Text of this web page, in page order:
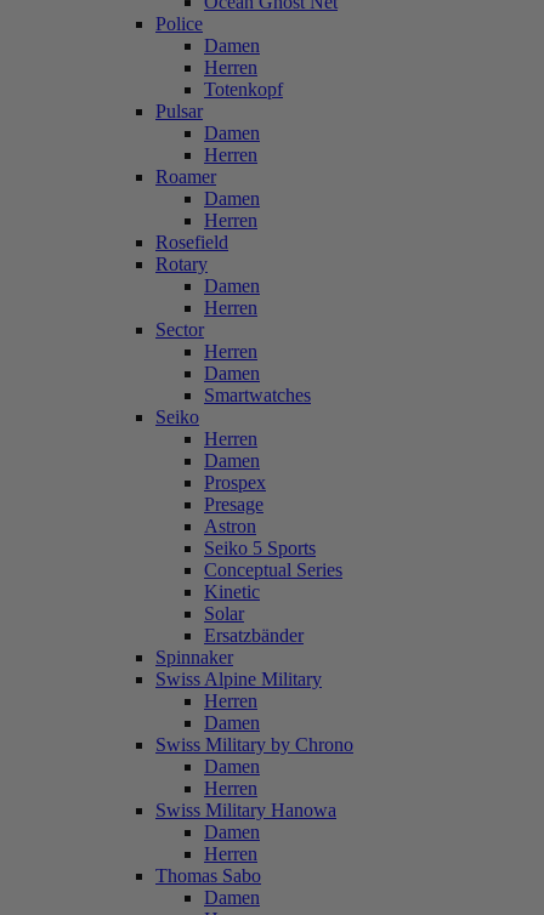
Police
Damen
Herren
Totenkopf
Pulsar
Damen
Herren
Roamer
Damen
Herren
Rosefield
Rotary
Damen
Herren
Sector
Herren
Damen
Smartwatches
Seiko
Herren
Damen
Prospex
Presage
Astron
Seiko 5 Sports
Conceptual Series
Kinetic
Solar
Ersatzbänder
Spinnaker
Swiss Alpine Military
Herren
Damen
Swiss Military by Chrono
Damen
Herren
Swiss Military Hanowa
Damen
Herren
Thomas Sabo
Damen